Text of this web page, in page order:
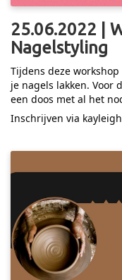
25.06.2022 |
Nagelstyling
Tijdens deze
je nagels lakken. Voor
een doos met al het
Inschrijven via